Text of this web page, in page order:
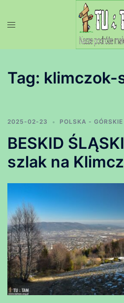
Tag: klimczok-
2025-02-23 POLSKA -
BESKID
szlak na